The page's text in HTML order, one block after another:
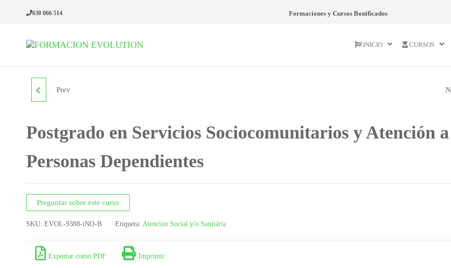
630 066 514 Formaciones y Cursos Bonificados
Evolution
INICIO CURSOS
POSTGRADO EN
EXPERTO
DESARROLLADOR DE
NEGOCIO Y
Prev
DIRIGIDAS CON
Postgrado en Servicios Sociocomunitarios y Atención a
Personas Dependientes
Preguntar sobre este curso
SKU: EVOL-9388-iNO-B Etiqueta: Atención Social y/o Sanitária
Exportar como PDF Imprimir